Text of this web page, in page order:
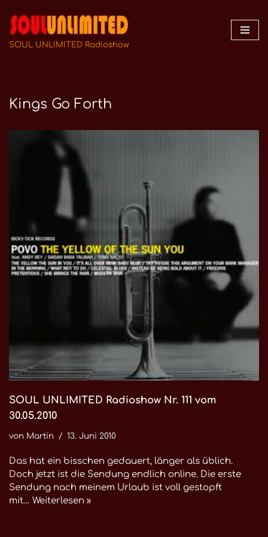
Zum
Inhalt
SOUL UNLIMITED Radioshow
Kings Go Forth
SOUL UNLIMITED Radioshow Nr. 111 vom
30.05.2010
von Martin 13. Juni 2010
Das hat ein bisschen gedauert, länger als üblich.
Doch jetzt ist die Sendung endlich online. Die erste
Sendung nach meinem Urlaub ist voll gestopft
mit… Weiterlesen »